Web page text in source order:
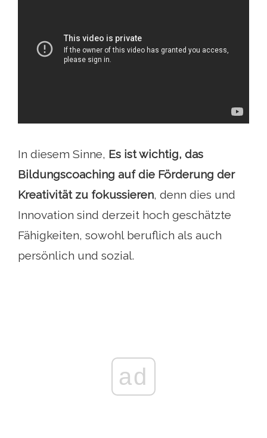
In diesem Sinne, Es ist wichtig, das
Bildungscoaching auf die Förderung der
Kreativität zu fokussieren, denn dies und
Innovation sind derzeit hoch geschätzte
Fähigkeiten, sowohl beruflich als auch
persönlich und sozial.
ad